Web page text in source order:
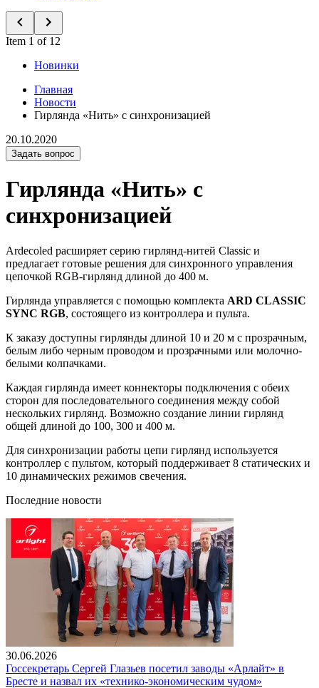
Item 1 of 12
Новинки
Главная
Новости
Гирлянда «Нить» с синхронизацией
20.10.2020
Задать вопрос
Гирлянда «Нить» с
синхронизацией
Ardecoled расширяет серию гирлянд-нитей Classic и
предлагает готовые решения для синхронного управления
цепочкой RGB-гирлянд длиной до 400 м.
Гирлянда управляется с помощью комплекта ARD CLASSIC
SYNC RGB, состоящего из контроллера и пульта.
К заказу доступны гирлянды длиной 10 и 20 м с прозрачным,
белым либо черным проводом и прозрачными или молочно-
белыми колпачками.
Каждая гирлянда имеет коннекторы подключения с обеих
сторон для последовательного соединения между собой
нескольких гирлянд. Возможно создание линии гирлянд
общей длиной до 100, 300 и 400 м.
Для синхронизации работы цепи гирлянд используется
контроллер с пультом, который поддерживает 8 статических и
10 динамических режимов свечения.
Последние новости
30.06.2026
Госсекретарь Сергей Глазьев посетил заводы «Арлайт» в
Бресте и назвал их «технико-экономическим чудом»